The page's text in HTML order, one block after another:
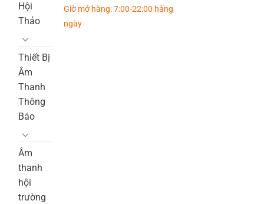
Hội
Thảo
Thiết Bị
Âm
Thanh
Thông
Báo
Âm
thanh
hội
trường
Giờ mở hàng: 7:00-22:00 hàng
ngày